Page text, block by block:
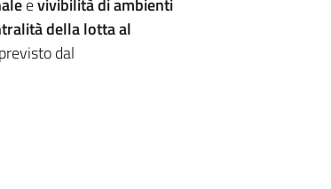
evivibilità di ambienti
della lotta al
dal